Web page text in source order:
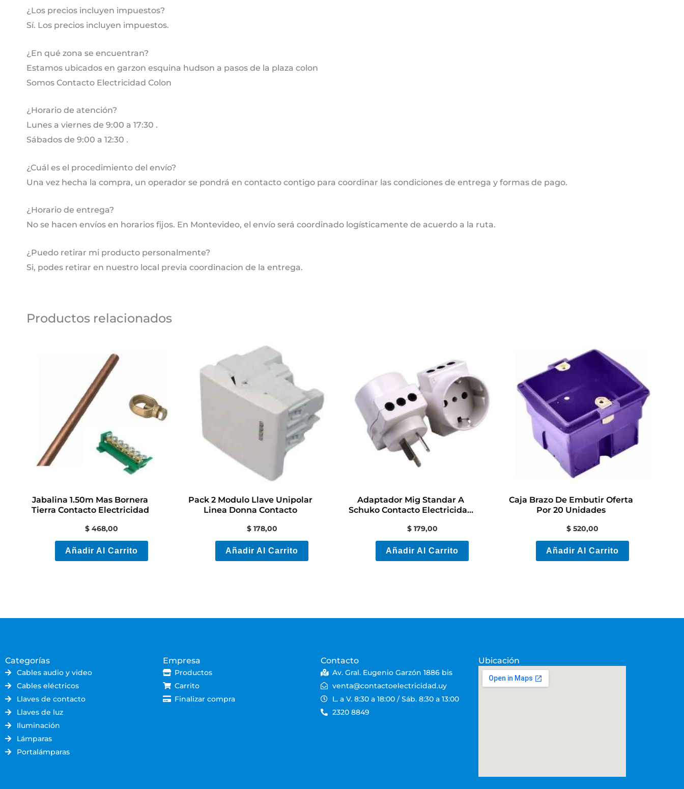
¿Los precios incluyen impuestos?
Sí. Los precios incluyen impuestos.
¿En qué zona se encuentran?
Estamos ubicados en garzon esquina hudson a pasos de la plaza colon
Somos Contacto Electricidad Colon
¿Horario de atención?
Lunes a viernes de 9:00 a 17:30 .
Sábados de 9:00 a 12:30 .
¿Cuál es el procedimiento del envío?
Una vez hecha la compra, un operador se pondrá en contacto contigo para coordinar las condiciones de entrega y formas de pago.
¿Horario de entrega?
No se hacen envíos en horarios fijos. En Montevideo, el envío será coordinado logísticamente de acuerdo a la ruta.
¿Puedo retirar mi producto personalmente?
Si, podes retirar en nuestro local previa coordinacion de la entrega.
Productos relacionados
Jabalina 1.50m Mas Bornera
Tierra Contacto Electricidad
$ 468,00
Añadir Al Carrito
Pack 2 Modulo Llave Unipolar
Linea Donna Contacto
$178,00
Añadir Al Carrito
Adaptador Mig Standar A
Schuko Contacto Electricidad
$179,00
Añadir Al Carrito
Caja Brazo De Embutir Oferta
Por 20 Unidades
$ 520,00
Añadir Al Carrito
Categorías
Cables audio y video
Cables eléctricos
Llaves de contacto
Llaves de luz
Iluminación
Lámparas
Portalámparas
Empresa
Productos
Carrito
Finalizar compra
Contacto
Av. Gral. Eugenio Garzón 1886 bis
venta@contactoelectricidad.uy
L. a V. 8:30 a 18:00 / Sáb. 8:30 a 13:00
2320 8849
Ubicación